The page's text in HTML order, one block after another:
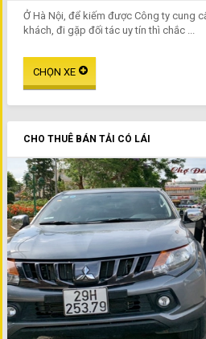
Ở Hà Nội, để kiếm được Công ty cung
khách, đi gặp đối tác uy tín thì chắc ...
CHO THUÊ BÁN TẢI CÓ LÁI